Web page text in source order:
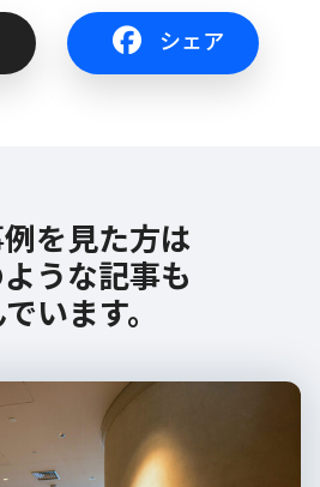
シェア
を見た方は
うな記事も
います。